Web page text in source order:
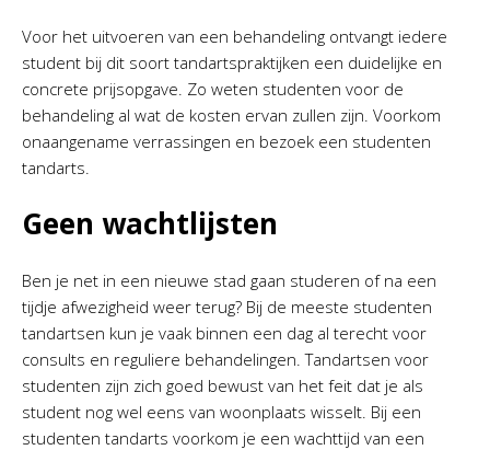
Voor het uitvoeren van een behandeling ontvangt iedere
student bij dit soort tandartspraktijken een duidelijke en
concrete prijsopgave. Zo weten studenten voor de
behandeling al wat de kosten ervan zullen zijn. Voorkom
onaangename verrassingen en bezoek een studenten
tandarts.
Geen wachtlijsten
Ben je net in een nieuwe stad gaan studeren of na een
tijdje afwezigheid weer terug? Bij de meeste studenten
tandartsen kun je vaak binnen een dag al terecht voor
consults en reguliere behandelingen. Tandartsen voor
studenten zijn zich goed bewust van het feit dat je als
student nog wel eens van woonplaats wisselt. Bij een
studenten tandarts voorkom je een wachttijd van een